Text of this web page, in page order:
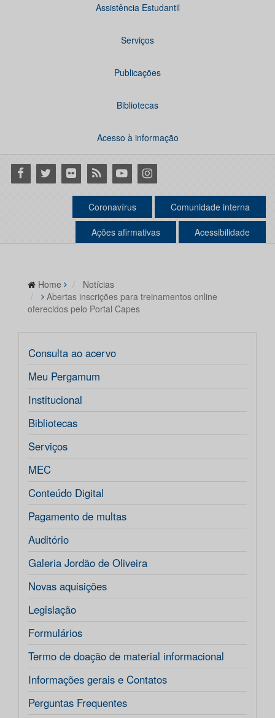
Assistência Estudantil
Serviços
Publicações
Bibliotecas
Acesso à informação
Facebook
Twitter Flickr RSS YoutubeInstagram
Coronavírus Comunidade interna
Ações afirmativas Acessibilidade
Home
Notícias
Abertas inscrições para treinamentos online
oferecidos pelo Portal Capes
Consulta ao acervo
Meu Pergamum
Institucional
Bibliotecas
Serviços
MEC
Conteúdo Digital
Pagamento de multas
Auditório
Galeria Jordão de Oliveira
Novas aquisições
Legislação
Formulários
Termo de doação de material informacional
Informações gerais e Contatos
Perguntas Frequentes